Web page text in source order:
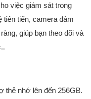
việc giám sát trong
tiên tiến, camera đảm
giúp bạn theo dõi và
thẻ nhớ lên đến 256GB.